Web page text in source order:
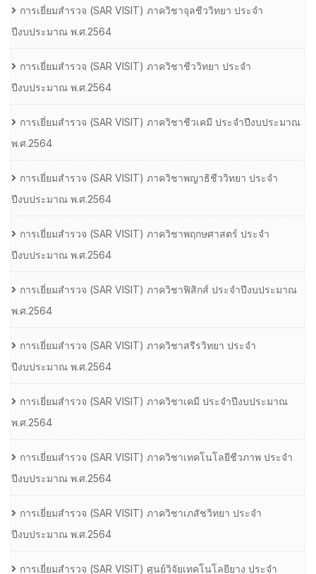
การเยี่ยมสํารวจ (SAR VISIT) ภาควิชาจุลชีววิทยา ประจํา
ปีงบประมาณ พ.ศ.2564
การเยี่ยมสํารวจ (SAR VISIT) ภาควิชาชีววิทยา ประจํา
ปีงบประมาณ พ.ศ.2564
การเยี่ยมสํารวจ (SAR VISIT) ภาควิชาชีวเคมี ประจําปีงบประมาณ
พ.ศ.2564
การเยี่ยมสํารวจ (SAR VISIT) ภาควิชาพญาธิชีววิทยา ประจํา
ปีงบประมาณ พ.ศ.2564
การเยี่ยมสํารวจ (SAR VISIT) ภาควิชาพฤกษศาสตร์ ประจํา
ปีงบประมาณ พ.ศ.2564
การเยี่ยมสํารวจ (SAR VISIT) ภาควิชาฟิสิกส์ ประจําปีงบประมาณ
พ.ศ.2564
การเยี่ยมสํารวจ (SAR VISIT) ภาควิชาสรีรวิทยา ประจํา
ปีงบประมาณ พ.ศ.2564
การเยี่ยมสํารวจ (SAR VISIT) ภาควิชาเคมี ประจําปีงบประมาณ
พ.ศ.2564
การเยี่ยมสํารวจ (SAR VISIT) ภาควิชาเทคโนโลยีชีวภาพ ประจํา
ปีงบประมาณ พ.ศ.2564
การเยี่ยมสํารวจ (SAR VISIT) ภาควิชาเภสัชวิทยา ประจํา
ปีงบประมาณ พ.ศ.2564
การเยี่ยมสํารวจ (SAR VISIT) ศูนย์วิจัยเทคโนโลยียาง ประจํา